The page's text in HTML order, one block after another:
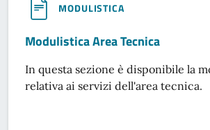
MODULISTICA
Modulistica Area Tecnica
In questa sezione è disponibile la
relativa ai servizi dell'area tecnica.